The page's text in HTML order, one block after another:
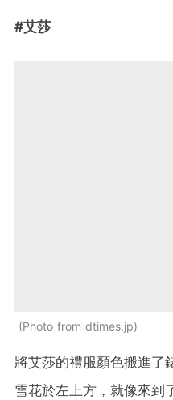
#艾莎
Photo from dtimes.jp
將艾莎的禮服顏色搬進了
雪花於左上方，就像來到